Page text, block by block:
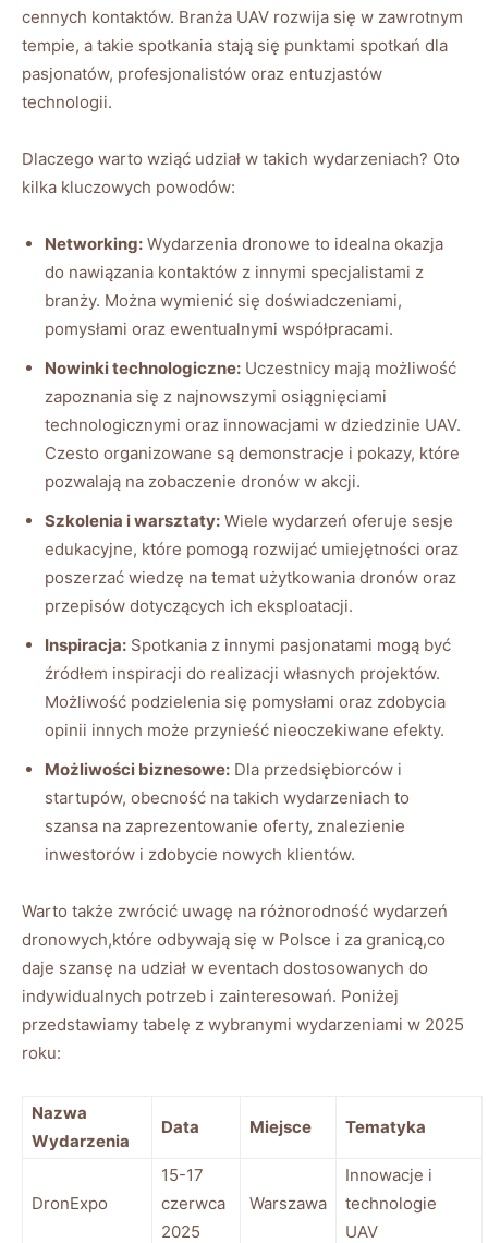
‌cennych kontaktów. Branża UAV rozwija się w zawrotnym
⁢tempie, ‍a takie spotkania stają​ się punktami​ spotkań⁢ dla
pasjonatów, profesjonalistów‌ oraz entuzjastów
technologii.
Dlaczego warto⁢ wziąć udział w ‌takich​ wydarzeniach? Oto ​
kilka kluczowych powodów:
Networking: Wydarzenia ⁢dronowe⁣ to idealna okazja
do nawiązania‍ kontaktów z innymi specjalistami z
branży. Można wymienić‍ się doświadczeniami,
pomysłami oraz ewentualnymi⁣ współpracami.
Nowinki ⁢technologiczne: Uczestnicy mają ⁢możliwość
zapoznania się z najnowszymi ⁢osiągnięciami
technologicznymi oraz ⁤innowacjami w dziedzinie‍ UAV.
Czesto organizowane ​są demonstracje ​i ​pokazy, które‍
pozwalają ⁣na zobaczenie dronów ⁤w ‍akcji.
Szkolenia​ i warsztaty: Wiele‌ wydarzeń⁣ oferuje sesje
edukacyjne, które pomogą ⁣rozwijać⁣ umiejętności oraz⁢
poszerzać wiedzę na temat użytkowania dronów oraz
przepisów ​dotyczących⁣ ich eksploatacji.
Inspiracja: Spotkania z ​innymi pasjonatami mogą być
źródłem ⁢inspiracji do realizacji własnych projektów.
Możliwość podzielenia się pomysłami oraz zdobycia
‌opinii innych może przynieść​ nieoczekiwane ‌efekty.
Możliwości biznesowe: Dla przedsiębiorców ⁣i
startupów, obecność na takich wydarzeniach⁣ to
szansa na zaprezentowanie oferty, znalezienie
inwestorów i zdobycie​ nowych klientów.
Warto także⁤ zwrócić uwagę na ‌różnorodność wydarzeń
dronowych,które odbywają się w ‍Polsce i ​za⁢ granicą,co
daje szansę na udział w eventach dostosowanych do
⁤indywidualnych potrzeb‍ i​ zainteresowań. Poniżej
przedstawiamy tabelę z‌ wybranymi wydarzeniami w⁢ 2025
roku:
Nazwa
Wydarzenia
Data Miejsce Tematyka
DronExpo
15-17‍
czerwca
⁤2025
Warszawa
Innowacje i
technologie
⁤UAV